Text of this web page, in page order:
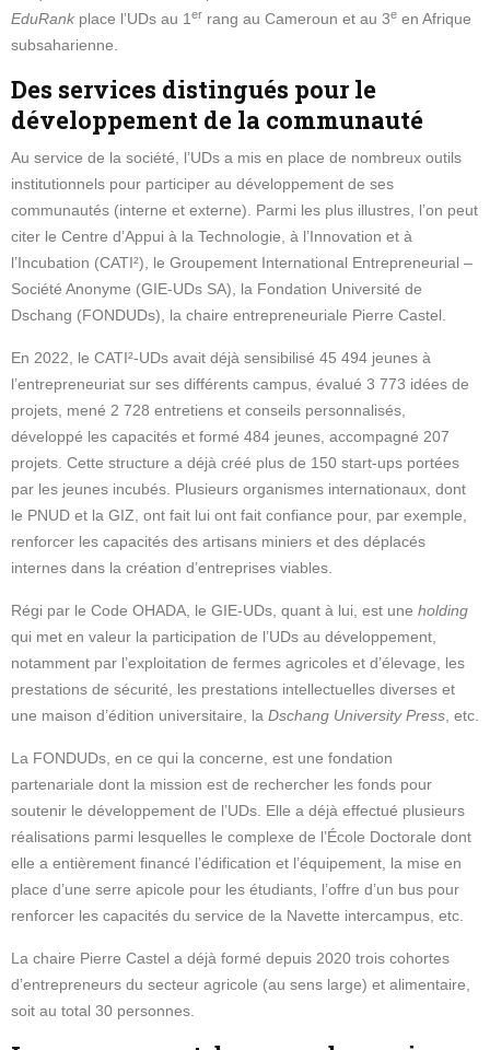
EduRank place l’UDs au 1 er rang au Cameroun et au 3e en Afrique
subsaharienne.
Des services distingués pour le
développement de la communauté
Au service de la société, l’UDs a mis en place de nombreux outils
institutionnels pour participer au développement de ses
communautés (interne et externe). Parmi les plus illustres, l’on peut
citer le Centre d’Appui à la Technologie, à l’Innovation et à
l’Incubation (CATI²), le Groupement International Entrepreneurial –
Société Anonyme (GIE-UDs SA), la Fondation Université de
Dschang (FONDUDs), la chaire entrepreneuriale Pierre Castel.
En 2022, le CATI²-UDs avait déjà sensibilisé 45 494 jeunes à
l’entrepreneuriat sur ses différents campus, évalué 3 773 idées de
projets, mené 2 728 entretiens et conseils personnalisés,
développé les capacités et formé 484 jeunes, accompagné 207
projets. Cette structure a déjà créé plus de 150 start-ups portées
par les jeunes incubés. Plusieurs organismes internationaux, dont
le PNUD et la GIZ, ont fait lui ont fait confiance pour, par exemple,
renforcer les capacités des artisans miniers et des déplacés
internes dans la création d’entreprises viables.
Régi par le Code OHADA, le GIE-UDs, quant à lui, est une holding
qui met en valeur la participation de l’UDs au développement,
notamment par l’exploitation de fermes agricoles et d’élevage, les
prestations de sécurité, les prestations intellectuelles diverses et
une maison d’édition universitaire, la Dschang University Press , etc.
La FONDUDs, en ce qui la concerne, est une fondation
partenariale dont la mission est de rechercher les fonds pour
soutenir le développement de l’UDs. Elle a déjà effectué plusieurs
réalisations parmi lesquelles le complexe de l’École Doctorale dont
elle a entièrement financé l’édification et l’équipement, la mise en
place d’une serre apicole pour les étudiants, l’offre d’un bus pour
renforcer les capacités du service de la Navette intercampus, etc.
La chaire Pierre Castel a déjà formé depuis 2020 trois cohortes
d’entrepreneurs du secteur agricole (au sens large) et alimentaire,
soit au total 30 personnes.